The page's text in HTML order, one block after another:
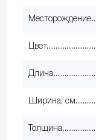
Месторождение
Цвет
Длина
Ширина, см
Толщина